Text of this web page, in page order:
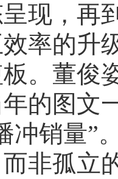
现，再
率的升
。董俊
的图文
冲销量”
非孤立